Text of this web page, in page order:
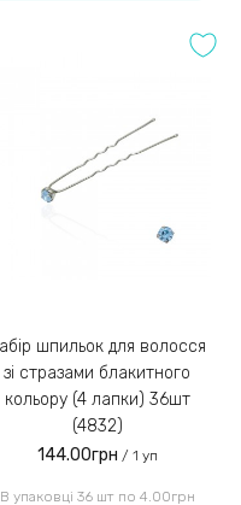
зі стразами блакитного
кольору (4 лапки) 36шт
(4832)
144.00грн / 1 уп
В упаковці 36 шт по 4.00грн